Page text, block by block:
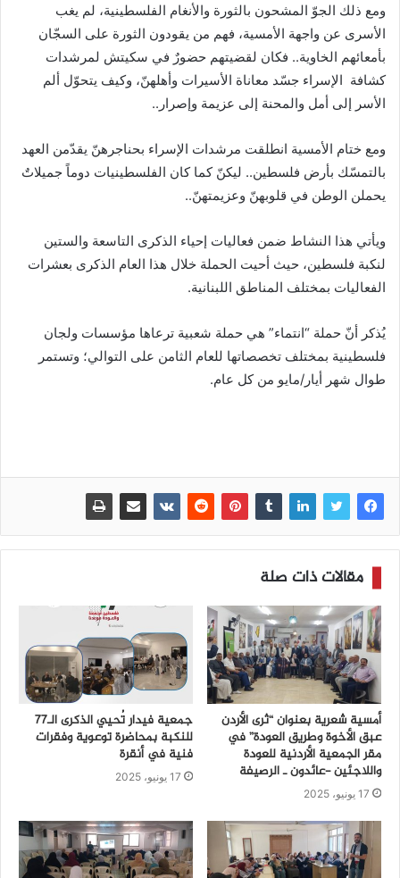
ومع ذلك الجوّ المشحون بالثورة والأنغام الفلسطينية، لم يغب
الأسرى عن واجهة الأمسية، فهم من يقودون الثورة على السجّان
بأمعائهم الخاوية.. فكان لقضيتهم حضورٌ في سكيتش لمرشدات
كشافة الإسراء جسّد معاناة الأسيرات وأهلهنّ، وكيف يتحوّل ألم
الأسر إلى أمل والمحنة إلى عزيمة وإصرار..
ومع ختام الأمسية انطلقت مرشدات الإسراء بحناجرهنّ يقدّمن العهد
بالتمسّك بأرض فلسطين.. ليكنّ كما كان الفلسطينيات دوماً جميلاتٌ
يحملن الوطن في قلوبهنّ وعزيمتهنّ..
ويأتي هذا النشاط ضمن فعاليات إحياء الذكرى التاسعة والستين
لنكبة فلسطين، حيث أحيت الحملة خلال هذا العام الذكرى بعشرات
الفعاليات بمختلف المناطق اللبنانية.
يُذكر أنّ حملة “انتماء” هي حملة شعبية ترعاها مؤسسات ولجان
فلسطينية بمختلف تخصصاتها للعام الثامن على التوالي؛ وتستمر
طوال شهر أيار/مايو من كل عام.
مقالات ذات صلة
أمسية شعرية بعنوان “ثرى الأردن
عبق الأخوة وطريق العودة” في
مقر الجمعية الأردنية للعودة
واللاجئين -عائدون ـ الرصيفة
17 يونيو، 2025
جمعية فيدار تُحيي الذكرى الـ77
للنكبة بمحاضرة توعوية وفقرات
فنية في أنقرة
17 يونيو، 2025